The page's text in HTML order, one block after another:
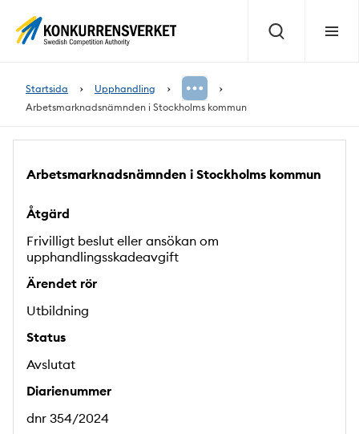
Sök Meny
Startsida
Upphandling
Arbetsmarknadsnämnden i Stockholms kommun
Arbetsmarknadsnämnden i Stockholms kommun
Åtgärd
Frivilligt beslut eller ansökan om
upphandlingsskadeavgift
Ärendet rör
Utbildning
Status
Avslutat
Diarienummer
dnr 354/2024